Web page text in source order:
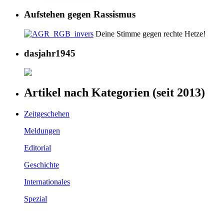
Aufstehen gegen Rassismus
Deine Stimme gegen rechte Hetze!
dasjahr1945
Artikel nach Kategorien (seit 2013)
Zeitgeschehen
Meldungen
Editorial
Geschichte
Internationales
Spezial